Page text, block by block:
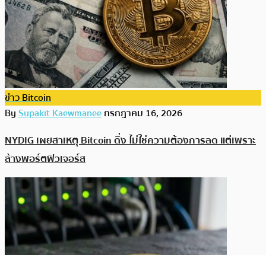
ข่าว Bitcoin
BySupakit Kaewmaneeกรกฎาคม 16, 2026
NYDIG เผยสาเหตุ Bitcoin ดิ่ง ไม่ใช่ความต้องการลด แต่เพราะ
ล้างพอร์ตฟิวเจอร์ส